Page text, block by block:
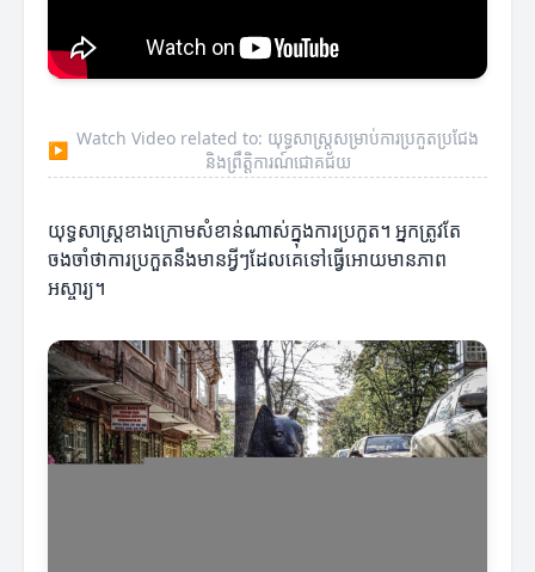
▶
Watch Video related to: យុទ្ធសាស្ត្រសម្រាប់ការប្រកួតប្រជែង
និងព្រឹត្តិការណ៍ជោគជ័យ
យុទ្ធសាស្ត្រខាងក្រោមសំខាន់ណាស់ក្នុងការប្រកួត។ អ្នកត្រូវតែ
ចងចាំថាការប្រកួតនឹងមានអ្វីៗដែលគេទៅធ្វើអោយមានភាព
អស្ចារ្យ។